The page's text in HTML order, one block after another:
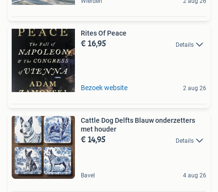
Rites Of Peace
€ 16,95 Details
Bezoek website 2 aug 26
Cattle Dog Delfts Blauw onderzetters
met houder
€ 14,95 Details
Bavel 4 aug 26